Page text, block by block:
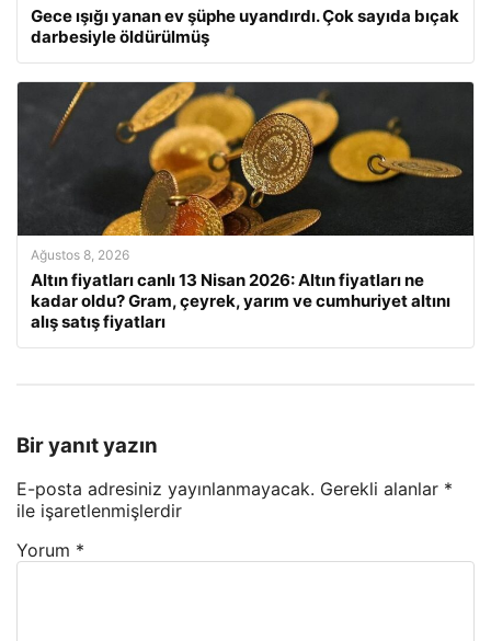
Gece ışığı yanan ev şüphe uyandırdı. Çok sayıda bıçak
darbesiyle öldürülmüş
Ağustos 8, 2026
Altın fiyatları canlı 13 Nisan 2026: Altın fiyatları ne
kadar oldu? Gram, çeyrek, yarım ve cumhuriyet altını
alış satış fiyatları
Bir yanıt yazın
E-posta adresiniz yayınlanmayacak. Gerekli alanlar *
ile işaretlenmişlerdir
Yorum *